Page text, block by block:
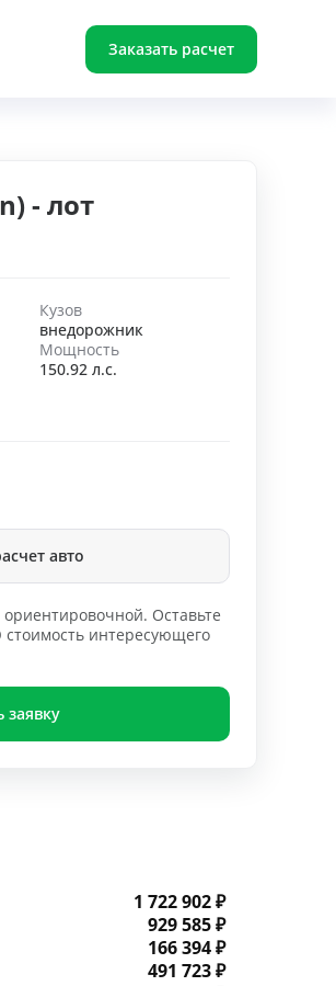
Заказать расчет
- лот
Кузов
внедорожник
Мощность
150.92 л.с.
авто
Оставьте
интересующего
заявку
1 722 902 ₽
929 585 ₽
166 394 ₽
491 723 ₽